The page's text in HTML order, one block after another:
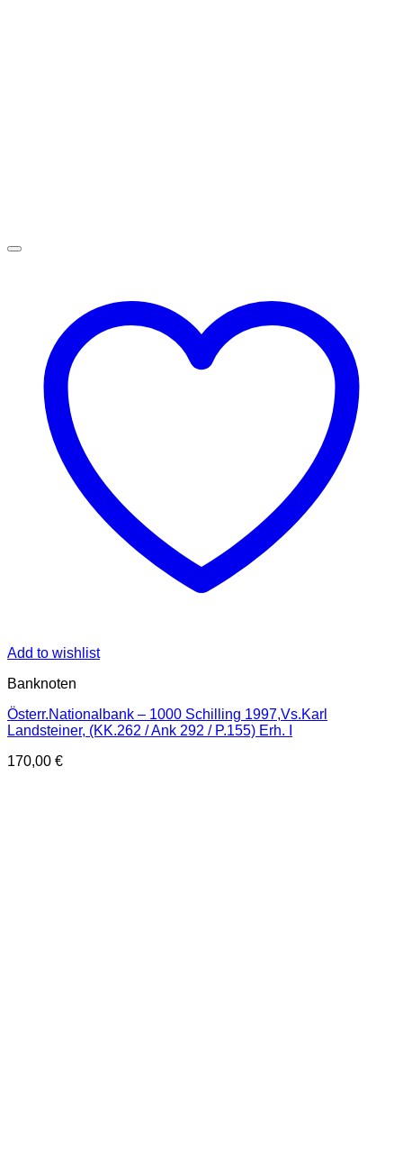
Add to wishlist
Banknoten
Österr.Nationalbank – 1000 Schilling 1997,Vs.Karl
Landsteiner, (KK.262 / Ank 292 / P.155) Erh. I
170,00 €